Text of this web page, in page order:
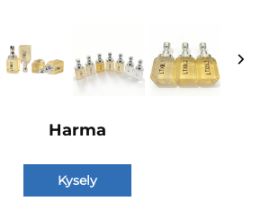
Harma
Kysely